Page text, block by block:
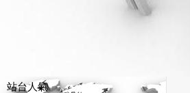
站台人氣